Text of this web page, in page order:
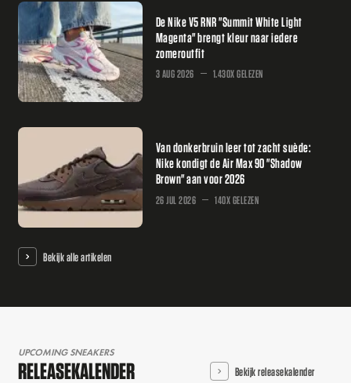
De Nike V5 RNR "Summit White Light
Magenta" brengt kleur naar iedere
zomeroutfit
3 AUG 2026 1.430X GELEZEN
Van donkerbruin leer tot zacht suède:
Nike kondigt de Air Max 90 "Shadow
Brown" aan voor 2026
26 JUL 2026 140X GELEZEN
Bekijk alle artikelen
UPCOMING SNEAKERS
RELEASEKALENDER Bekijk releasekalender